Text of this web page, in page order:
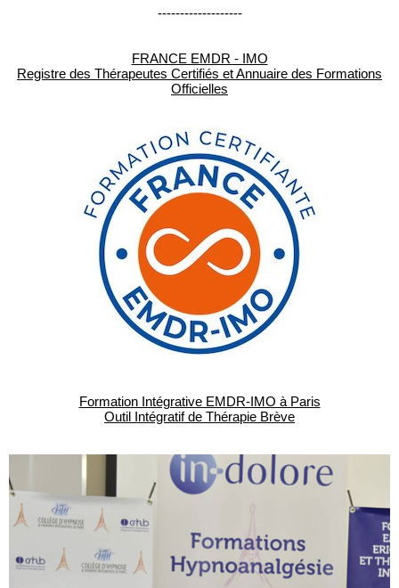
-------------------
FRANCE EMDR - IMO
Registre des Thérapeutes Certifiés et Annuaire des Formations
Officielles
Formation Intégrative EMDR-IMO à Paris
Outil Intégratif de Thérapie Brève